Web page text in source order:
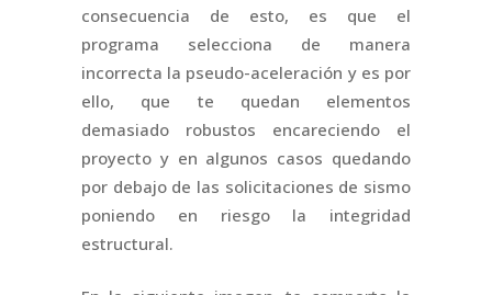
consecuencia de esto, es que el
programa selecciona de manera
incorrecta la pseudo-aceleración y es por
ello, que te quedan elementos
demasiado robustos encareciendo el
proyecto y en algunos casos quedando
por debajo de las solicitaciones de sismo
poniendo en riesgo la integridad
estructural.